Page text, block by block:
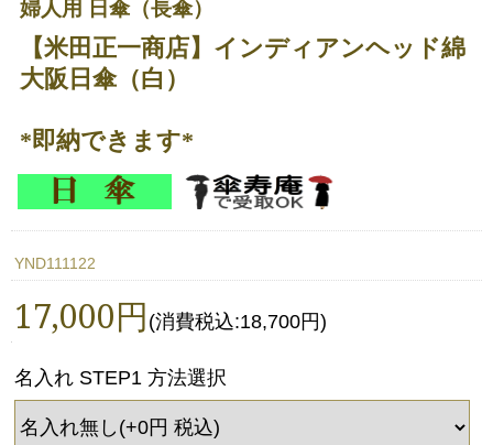
婦人用 日傘（長傘）
【米田正一商店】インディアンヘッド綿
大阪日傘（白）
*即納できます*
YND111122
17,000円 (消費税込:18,700円)
名入れ STEP1 方法選択